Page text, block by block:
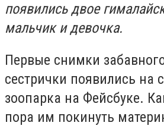
появились двое
мальчик и девочка.
Первые снимки
сестрички появились на
зоопарка на Фейсбуке.
пора им покинуть